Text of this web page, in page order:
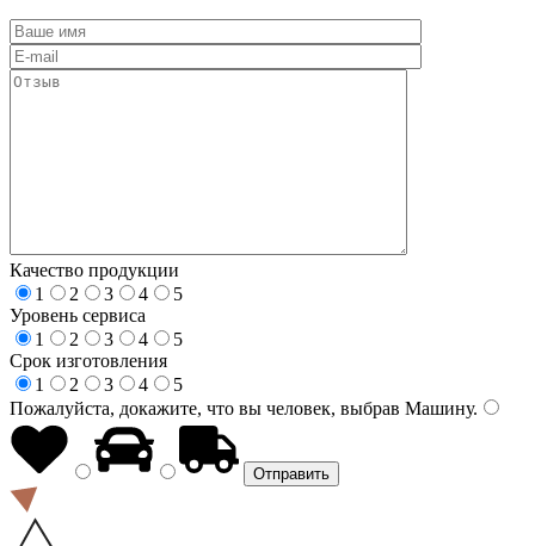
Качество продукции
1
2 3 4
5
Уровень сервиса
1
2 3 4
5
Срок изготовления
1
2 3 4
5
Пожалуйста, докажите, что вы человек, выбрав Машину.